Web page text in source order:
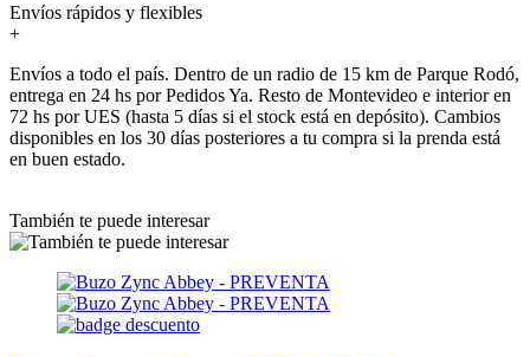
Envíos rápidos y flexibles
+
Envíos a todo el país. Dentro de un radio de 15 km de Parque Rodó,
entrega en 24 hs por Pedidos Ya. Resto de Montevideo e interior en
72 hs por UES (hasta 5 días si el stock está en depósito). Cambios
disponibles en los 30 días posteriores a tu compra si la prenda está
en buen estado.
También te puede interesar